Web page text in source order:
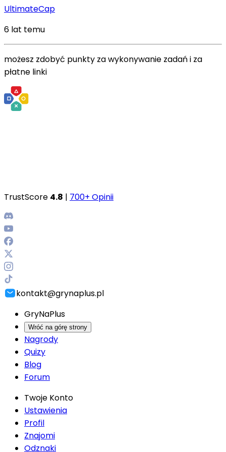
UltimateCap
6 lat temu
możesz zdobyć punkty za wykonywanie zadań i za
płatne linki
TrustScore 4.8 | 700+ Opinii
kontakt@grynaplus.pl
GryNaPlus
Wróć na górę strony
Nagrody
Quizy
Blog
Forum
Twoje Konto
Ustawienia
Profil
Znajomi
Odznaki